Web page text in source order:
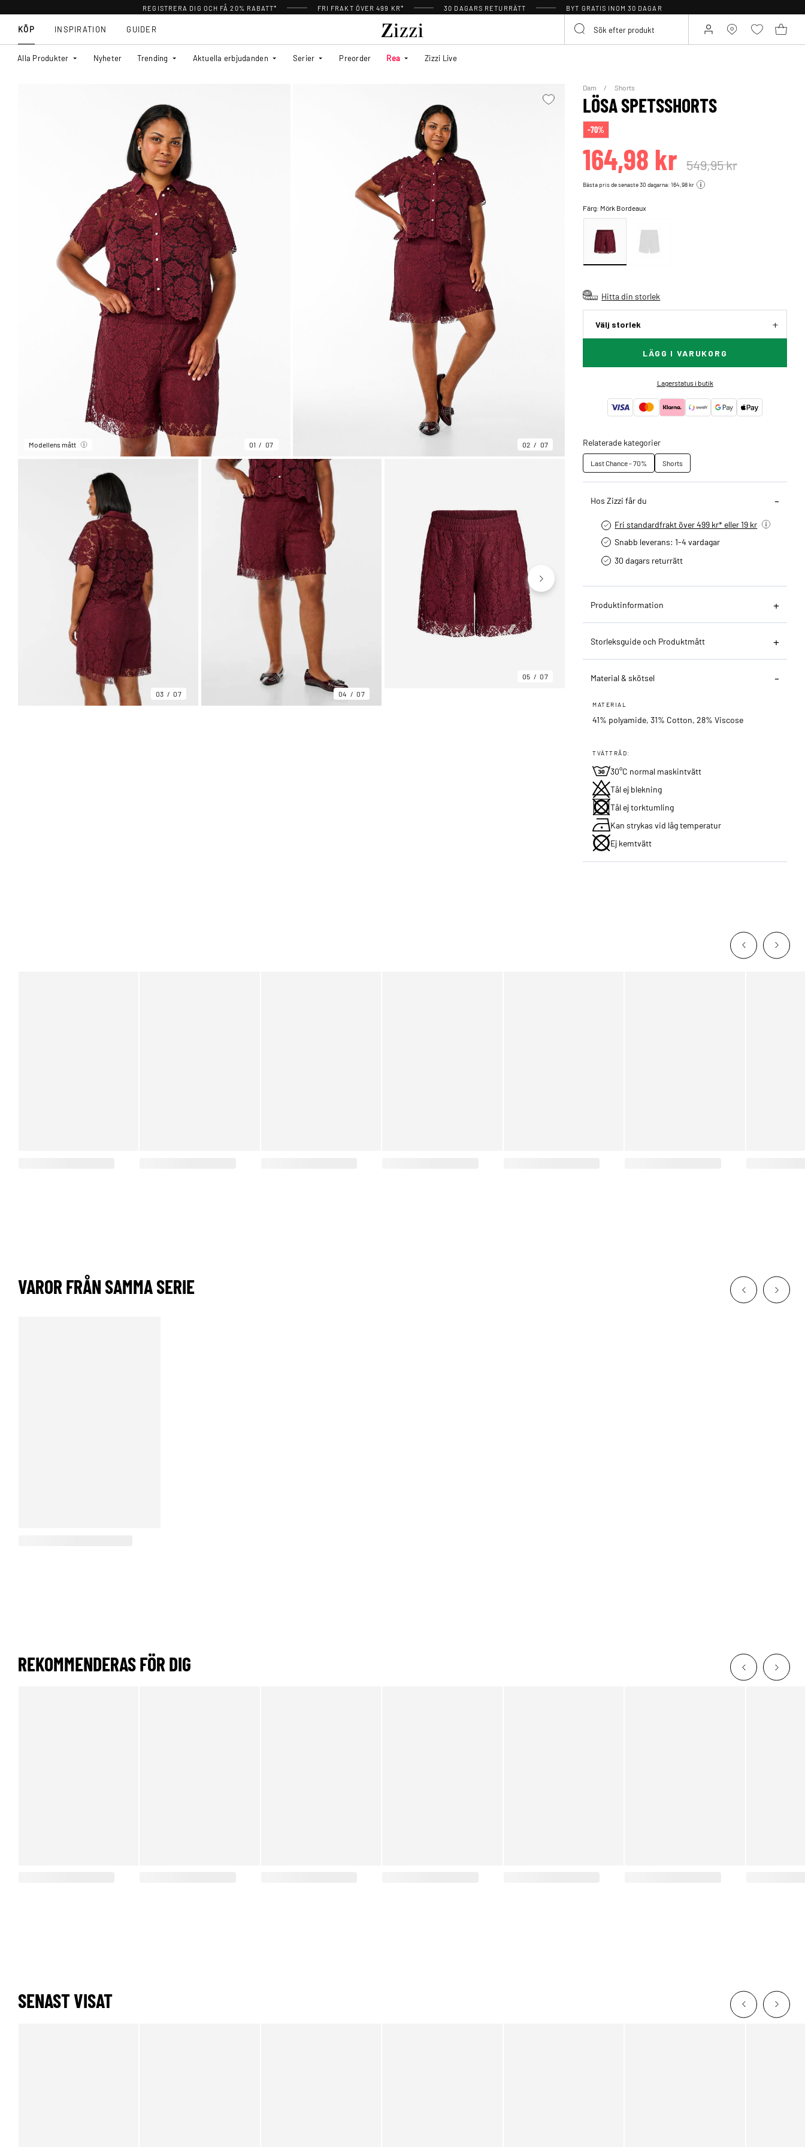
REGISTRERA DIG OCH FÅ 20% RABATT* FRI FRAKT ÖVER 499 KR* 30 DAGARS RETURRÄTT BYT GRATIS INOM 30 DAGAR
KÖP
Alla Produkter Nyheter Trending Aktuella erbjudanden Serier Preorder Rea Zizzi Live
INSPIRATION GUIDER
Modellens mått 01 07 02 07
03 07 04 07
05 07
Dam Shorts
LÖSA SPETSSHORTS
-70%
164,98 kr 549,95 kr
Bästa pris de senaste 30 dagarna: 164,98 kr
Färg: Mörk Bordeaux
Hitta din storlek
Välj storlek
LÄGG I VARUKORG
Lagerstatus i butik
Relaterade kategorier
Last Chance - 70% Shorts
Hos Zizzi får du
Fri standardfrakt över 499 kr* eller 19 kr
Snabb leverans: 1-4 vardagar
30 dagars returrätt­
Produktinformation
Storleksguide och Produktmått
Material & skötsel
MATERIAL
41% polyamide, 31% Cotton, 28% Viscose
TVÄTTRÅD:
30°C normal maskintvätt
Tål ej blekning
Tål ej torktumling
Kan strykas vid låg temperatur
Ej kemtvätt
VAROR FRÅN SAMMA SERIE
REKOMMENDERAS FÖR DIG
SENAST VISAT